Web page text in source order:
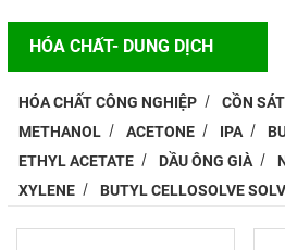
HÓA CHẤT- DUNG DỊCH
HÓA CHẤT CÔNG NGHIỆP CỒN
METHANOL
ACETONE IPA
ETHYL ACETATE
DẦU ÔNG GIÀ
XYLENE
BUTYL CELLOSOLVE